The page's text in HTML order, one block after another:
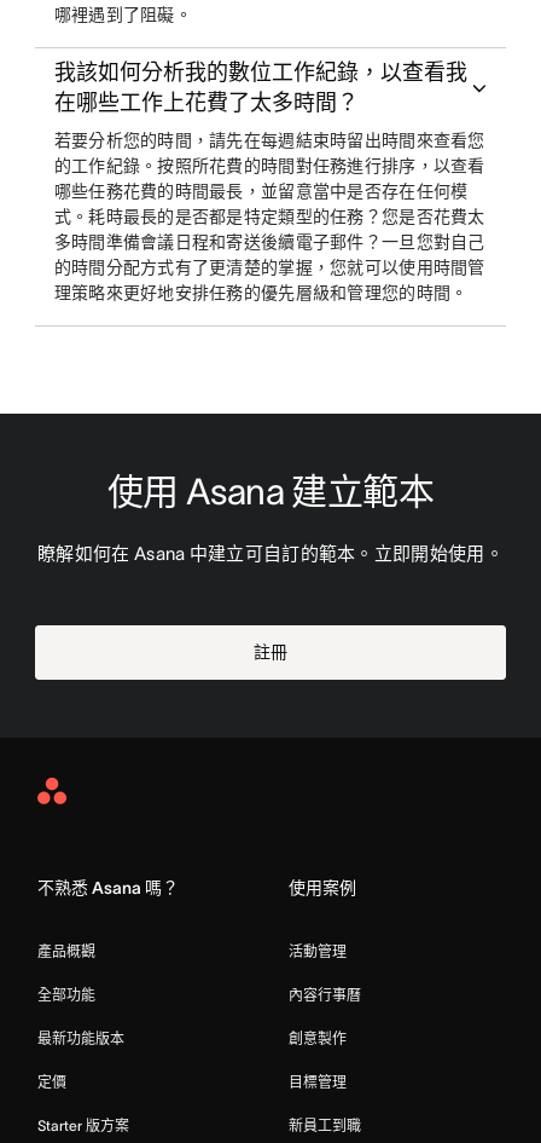
哪裡遇到了阻礙。
我該如何分析我的數位工作紀錄，以查看我
在哪些工作上花費了太多時間？
若要分析您的時間，請先在每週結束時留出時間來查看您
的工作紀錄。按照所花費的時間對任務進行排序，以查看
哪些任務花費的時間最長，並留意當中是否存在任何模
式。耗時最長的是否都是特定類型的任務？您是否花費太
多時間準備會議日程和寄送後續電子郵件？一旦您對自己
的時間分配方式有了更清楚的掌握，您就可以使用時間管
理策略來更好地安排任務的優先層級和管理您的時間。
使用 Asana 建立範本
瞭解如何在 Asana 中建立可自訂的範本。立即開始使用。
註冊
Asana
不熟悉 Asana 嗎？
產品概觀
全部功能
最新功能版本
定價
Starter 版方案
使用案例
活動管理
內容行事曆
創意製作
目標管理
新員工到職